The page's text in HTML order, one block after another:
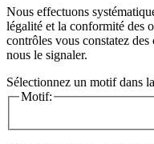
Nous effectuons
légalité et la conformité des
contrôles vous constatez
nous le signaler.
Sélectionnez un motif dans
Motif: